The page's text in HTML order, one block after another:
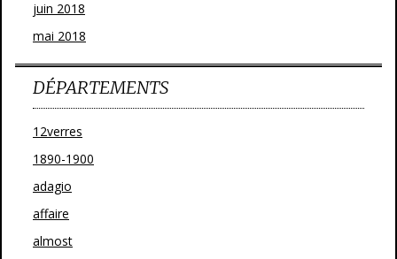
juin 2018
mai 2018
DÉPARTEMENTS
12verres
1890-1900
adagio
affaire
almost